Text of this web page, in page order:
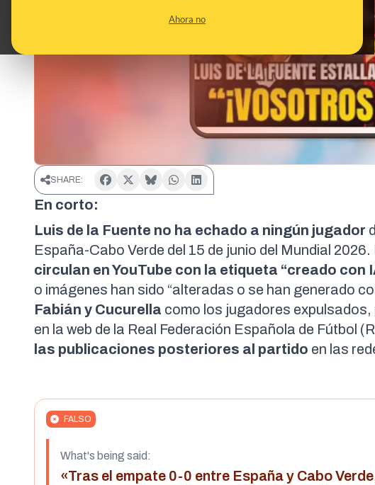
Ahora no
SHARE:
En corto:
Luis de la Fuente no ha echado a ningún jugador
España-Cabo Verde del 15 de junio del Mundial
circulan enYouTube con la etiqueta “creado con
o imágenes han sido “alteradas o se han generado
Fabián y Cucurella como los jugadores expulsados,
en la web de la Real Federación Española de Fútbol
las publicaciones posteriores al partido en las
FALSO
What's being said:
«Tras el empate 0-0 entre España y Cabo